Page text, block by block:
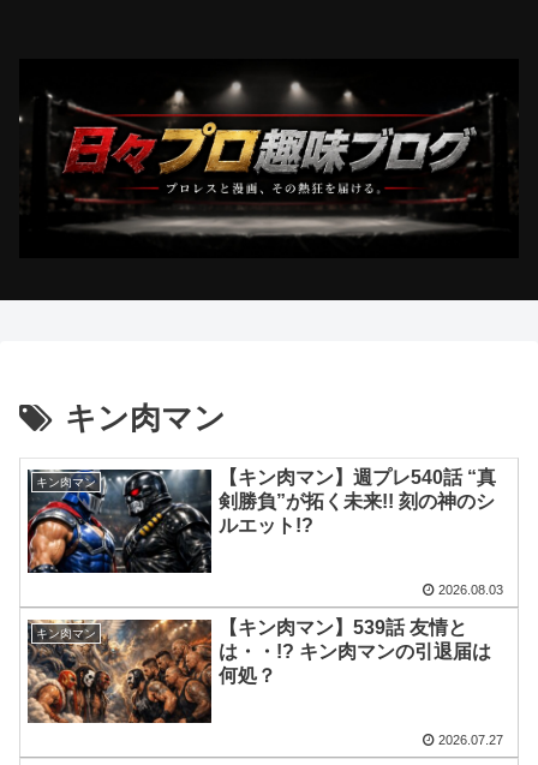
キン肉マン
キン肉マン
【キン肉マン】週プレ540話 “真
剣勝負”が拓く未来!! 刻の神のシ
ルエット!?
2026.08.03
キン肉マン
【キン肉マン】539話 友情と
は・・!? キン肉マンの引退届は
何処？
2026.07.27